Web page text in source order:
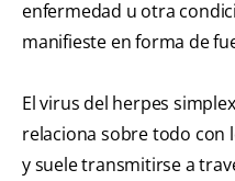
enfermedad u otra
manifieste en forma de
El virus del herpes
relaciona sobre todo con
y suele transmitirse a